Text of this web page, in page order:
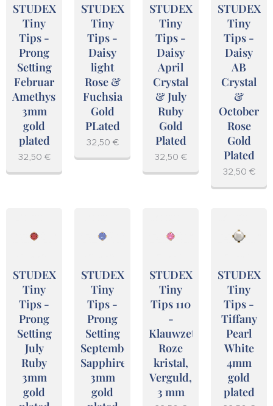
STUDEX
Tiny
Tips -
Prong
Setting
Februar
Amethyst
3mm
gold
plated
32,50 €
STUDEX
Tiny
Tips -
Daisy
light
Rose &
Fuchsia
Gold
PLated
32,50 €
STUDEX
Tiny
Tips -
Daisy
April
Crystal
& July
Ruby
Gold
Plated
32,50 €
STUDEX
Tiny
Tips -
Daisy
AB
Crystal
&
October
Rose
Gold
Plated
32,50 €
STUDEX
Tiny
Tips -
Prong
Setting
July
Ruby
3mm
gold
STUDEX
Tiny
Tips -
Prong
Setting
September
Sapphire
3mm
gold
STUDEX
Tiny
Tips 110
-
Klauwzetting,
Roze
kristal,
Verguld,
3 mm
STUDEX
Tiny
Tips -
Tiffany
Pearl
White
4mm
gold
plated